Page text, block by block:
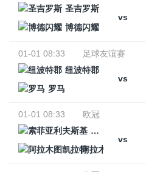
圣吉罗斯
vs
博德闪耀
01-01 08:33
足球友谊赛
纽波特郡
vs
罗马
01-01 08:33
欧冠
索菲亚利夫斯基
vs
阿拉木图凯拉特